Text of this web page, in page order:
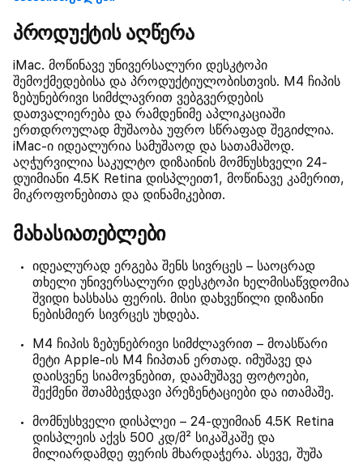
პროდუქტის აღწერა
iMac. მოწინავე უნივერსალური დესკტოპი
შემოქმედებისა და პროდუქტიულობისთვის. M4 ჩიპის
ზებუნებრივი სიმძლავრით ვებგვერდების
დათვალიერება და რამდენიმე აპლიკაციაში
ერთდროულად მუშაობა უფრო სწრაფად შეგიძლია.
iMac-ი იდეალურია სამუშაოდ და სათამაშოდ.
აღჭურვილია საკულტო დიზაინის მომნუსხველი 24-
დუიმიანი 4.5K Retina დისპლეით1, მოწინავე კამერით,
მიკროფონებითა და დინამიკებით.
მახასიათებლები
იდეალურად ერგება შენს სივრცეს – საოცრად
თხელი უნივერსალური დესკტოპი ხელმისაწვდომია
შვიდი ხასხასა ფერის. მისი დახვეწილი დიზაინი
ნებისმიერ სივრცეს უხდება.
M4 ჩიპის ზებუნებრივი სიმძლავრით – მოასწარი
მეტი Apple-ის M4 ჩიპთან ერთად. იმუშავე და
დაისვენე სიამოვნებით, დაამუშავე ფოტოები,
შექმენი შთამბეჭდავი პრეზენტაციები და ითამაშე.
მომნუსხველი დისპლეი – 24-დუიმიან 4.5K Retina
დისპლეის აქვს 500 კდ/მ² სიკაშკაშე და
მილიარდამდე ფერის მხარდაჭერა. ასევე, შუშა